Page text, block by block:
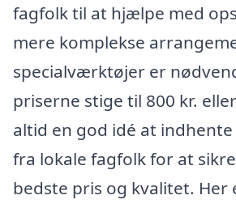
fagfolk til at hjælpe med
mere komplekse
specialværktøjer er
priserne stige til 800 kr.
altid en god idé at
fra lokale fagfolk for at
bedste pris og kvalitet. Her